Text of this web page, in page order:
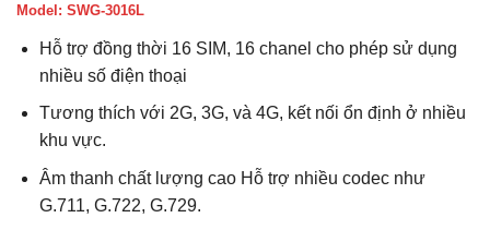
Model: SWG-3016L
Hỗ trợ đồng thời 16 SIM, 16 chanel cho phép sử dụng
nhiều số điện thoại
Tương thích với 2G, 3G, và 4G, kết nối ổn định ở nhiều
khu vực.
Âm thanh chất lượng cao Hỗ trợ nhiều codec như
G.711, G.722, G.729.